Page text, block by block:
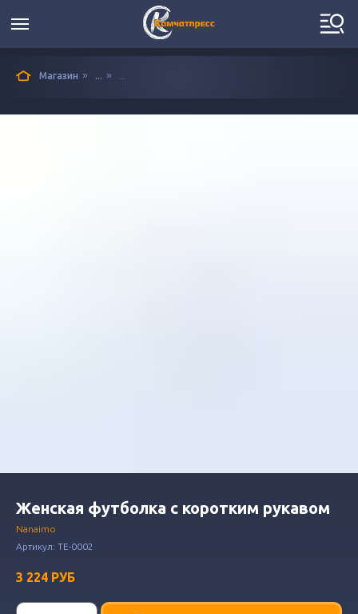
Магазин » ... »
Женская футболка с коротким рукавом
Nanaimo
Артикул: ТЕ-0002
3 224 РУБ